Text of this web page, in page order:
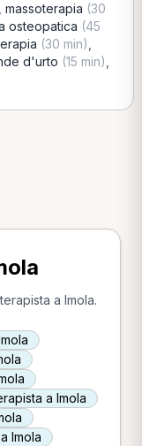
massoterapia (30
osteopatica (45
(30 min)
d'urto (15 min)
a Imola.
a Imola
Imola